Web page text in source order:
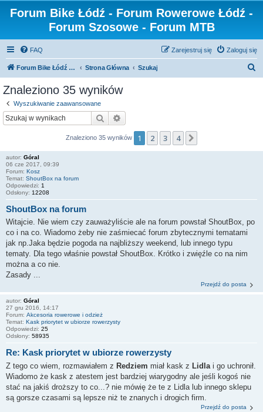
Forum Bike Łódź - Forum Rowerowe Łódź -
Forum Szosowe - Forum MTB
FAQ Zaloguj się
Zarejestruj się
Forum Bike Łódź - Forum Rowerowe Łódź - Forum Szosowe - Forum MTB Strona Główna Szukaj
Znaleziono 35 wyników
Wyszukiwanie zaawansowane
Szukaj
Znaleziono 35 wyników 1 2 3 4
autor: Góral
06 cze 2017, 09:39
Forum: Kosz
Temat: ShoutBox na forum
Odpowiedzi: 1
Odsłony: 12208
ShoutBox na forum
Witajcie. Nie wiem czy zauważyliście ale na forum powstał ShoutBox, po
co i na co. Wiadomo żeby nie zaśmiecać forum zbytecznymi tematami
jak np.Jaka będzie pogoda na najbliższy weekend, lub innego typu
tematy. Dla tego właśnie powstał ShoutBox. Krótko i zwięźle co na nim
można a co nie.
Zasady ...
Przejdź do posta
autor: Góral
27 gru 2016, 14:17
Forum: Akcesoria rowerowe i odzież
Temat: Kask priorytet w ubiorze rowerzysty
Odpowiedzi: 25
Odsłony: 58935
Re: Kask priorytet w ubiorze rowerzysty
Z tego co wiem, rozmawiałem z Redziem miał kask z Lidla i go uchronił.
Wiadomo że kask z atestem jest bardziej wiarygodny ale jeśli kogoś nie
stać na jakiś droższy to co...? nie mówię że te z Lidla lub innego sklepu
są gorsze czasami są lepsze niż te znanych i drogich firm.
Przejdź do posta